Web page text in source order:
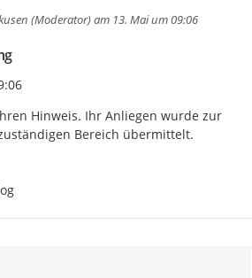
(Moderator)am 13. Mai um 09:06
Hinweis. Ihr Anliegen wurde zur
Bereich übermittelt.